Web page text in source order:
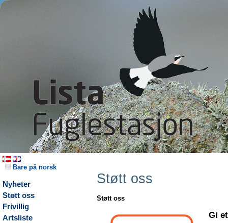
Bare på norsk
Nyheter
Støtt oss
Frivillig
Artsliste
Støtt oss
Støtt oss
Gi